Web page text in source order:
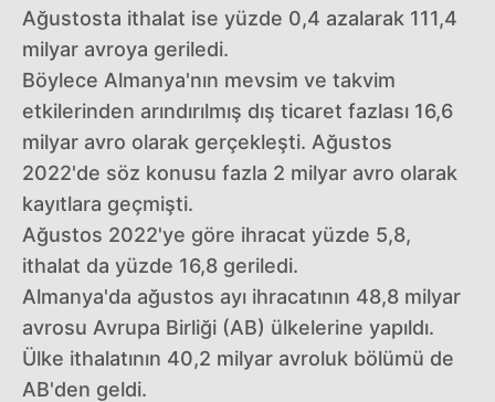
Ağustosta ithalat ise yüzde 0,4 azalarak 111,4
milyar avroya geriledi.
Böylece Almanya'nın mevsim ve takvim
etkilerinden arındırılmış dış ticaret fazlası 16,6
milyar avro olarak gerçekleşti. Ağustos
2022'de söz konusu fazla 2 milyar avro olarak
kayıtlara geçmişti.
Ağustos 2022'ye göre ihracat yüzde 5,8,
ithalat da yüzde 16,8 geriledi.
Almanya'da ağustos ayı ihracatının 48,8 milyar
avrosu Avrupa Birliği (AB) ülkelerine yapıldı.
Ülke ithalatının 40,2 milyar avroluk bölümü de
AB'den geldi.